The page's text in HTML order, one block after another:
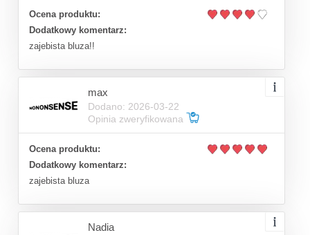
Ocena produktu:
Dodatkowy komentarz:
zajebista bluza!!
max
Dodano: 2026-03-22
Opinia zweryfikowana
Ocena produktu:
Dodatkowy komentarz:
zajebista bluza
Nadia